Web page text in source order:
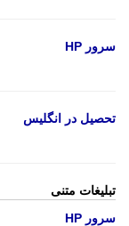
سرور HP
تحصیل در انگلیس
تبلیغات متنی
سرور HP